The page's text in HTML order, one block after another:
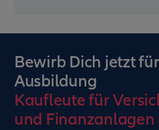
Bewirb Dich jetzt
Ausbildung
Kaufleute für
und